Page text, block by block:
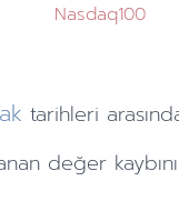
Nasdaq100
tarihleri
değer